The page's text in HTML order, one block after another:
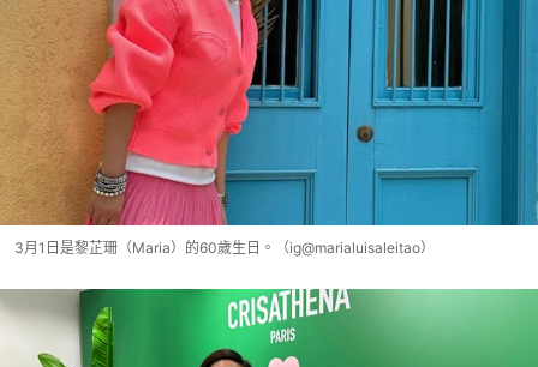
3月1日是黎芷珊（Maria）的60歲生日。（ig@marialuisaleitao）